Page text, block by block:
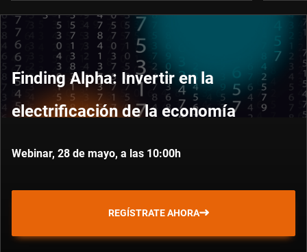
Finding Alpha: Invertir en la
electrificación de la economía
Webinar, 28 de mayo, a las 10:00h
REGÍSTRATE AHORA